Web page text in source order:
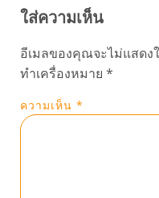
ใส่ความเห็น
อีเมลของคุณจะไม่แสดง
ทำเครื่องหมาย *
ความเห็น *